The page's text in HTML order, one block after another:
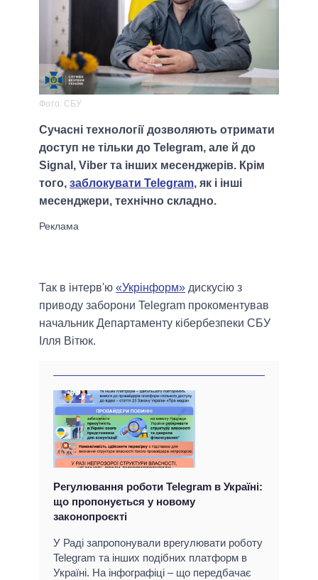
Фото: СБУ
Сучасні технології дозволяють отримати
доступ не тільки до Telegram, але й до
Signal, Viber та інших месенджерів. Крім
того, заблокувати Telegram, як і інші
месенджери, технічно складно.
Так в інтерв'ю «Укрінформ» дискусію з
приводу заборони Telegram прокоментував
начальник Департаменту кібербезпеки СБУ
Ілля Вітюк.
Регулювання роботи Telegram в Україні:
що пропонується у новому
законопроєкті
У Раді запропонували врегулювати роботу
Telegram та інших подібних платформ в
Україні. На інфографіці – що передбачає